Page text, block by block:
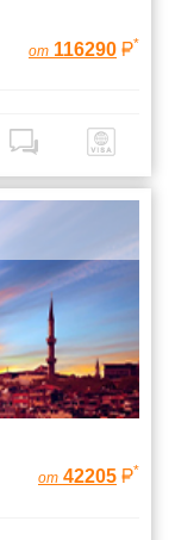
от 116290 *
от 42205 *